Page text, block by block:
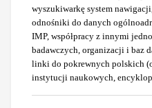
wyszukiwarkę system
odnośniki do danych
IMP, współpracy z innymi
badawczych, organizacji i baz
linki do pokrewnych polskich
instytucji naukowych,